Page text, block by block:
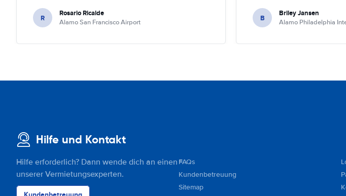
R Rosario Ricalde
Alamo San Francisco Airport B Briley Jansen
Alamo Philadelphia
Hilfe und Kontakt
Hilfe erforderlich? Dann wende dich an einen
unserer Vermietungsexperten.
FAQs
Kundenbetreuung
Sitemap